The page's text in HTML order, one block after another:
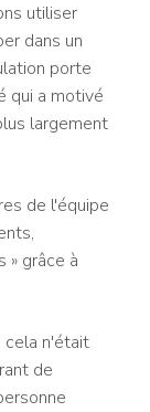
utiliser
dans un
porte
qui a motivé
largement
de l'équipe
» grâce à
cela n'était
de